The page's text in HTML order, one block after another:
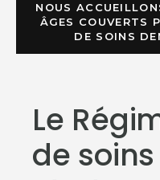
NOUS
ÂGES COUVERTS
DE SOINS
Le
de